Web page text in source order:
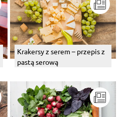
Krakersy z serem – przepis z
pastą serową